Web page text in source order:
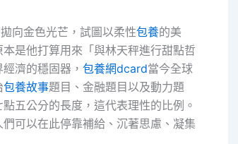
向金色光芒，試圖以柔性包養的美
是他打算用來「與林天秤進行甜點哲
濟的穩固器， 包養網dcard當今全球
包養故事題目、金融題目以及動力題
五公分的長度，這代表理性的比例。
可以在此停靠補給、沉著思慮、凝集